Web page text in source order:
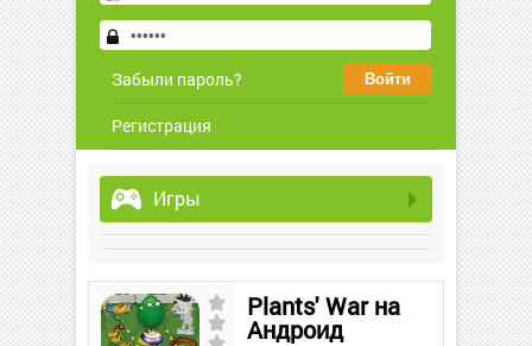
Забыли пароль?
Регистрация
Игры
Plants' War на
Андроид